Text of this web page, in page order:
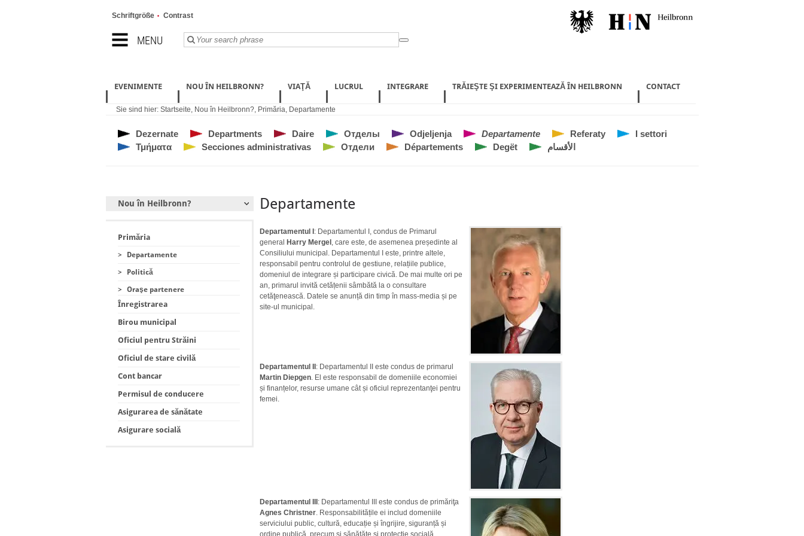
MENU
Schriftgröße Contrast
EVENIMENTE NOU ÎN HEILBRONN? VIAŢĂ LUCRUL INTEGRARE TRĂIEŞTE ŞI EXPERIMENTEAZĂ ÎN HEILBRONN CONTACT
Sie sind hier: Startseite, Nou în Heilbronn?, Primăria, Departamente
Dezernate Departments Daire Отделы Odjeljenja Departamente Referaty
I settori
Τμήματα
Secciones administrativas Отдели Départements Degët الأقسام
Nou în Heilbronn?
Primăria
> Departamente
> Politică
> Oraşe partenere
Înregistrarea
Birou municipal
Oficiul pentru Străini
Oficiul de stare civilă
Cont bancar
Permisul de conducere
Asigurarea de sănătate
Asigurare socială
Departamente
Departamentul I : Departamentul I, condus de Primarul
general Harry Mergel , care este, de asemenea președinte al
Consiliului municipal. Departamentul I este, printre altele,
responsabil pentru controlul de gestiune, relațiile publice,
domeniul de integrare și participare civică. De mai multe ori pe
an, primarul invită cetățenii sâmbătă la o consultare
cetăţenească. Datele se anunță din timp în mass-media și pe
site-ul municipal.
Departamentul II : Departamentul II este condus de primarul
Martin Diepgen. El este responsabil de domeniile economiei
și finanțelor, resurse umane cât și oficiul reprezentanţei pentru
femei.
Departamentul III : Departamentul III este condus de primăriţa
Agnes Christner. Responsabilitățile ei includ domeniile
serviciului public, cultură, educație și îngrijire, siguranță și
ordine publică, precum și sănătăte și protecție socială.